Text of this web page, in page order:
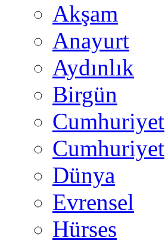
Akşam
Anayurt
Aydınlık
Birgün
Cumhuriyet
Cumhuriyet
Dünya
Evrensel
Hürses